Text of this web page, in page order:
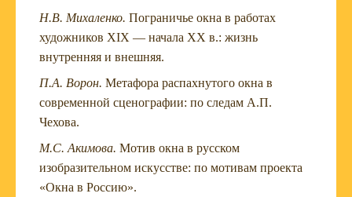
Н.В. Михаленко. Пограничье окна в работах
художников XIX — начала XX в.: жизнь
внутренняя и внешняя.
П.А. Ворон. Метафора распахнутого окна в
современной сценографии: по следам А.П.
Чехова.
М.С. Акимова. Мотив окна в русском
изобразительном искусстве: по мотивам проекта
«Окна в Россию».